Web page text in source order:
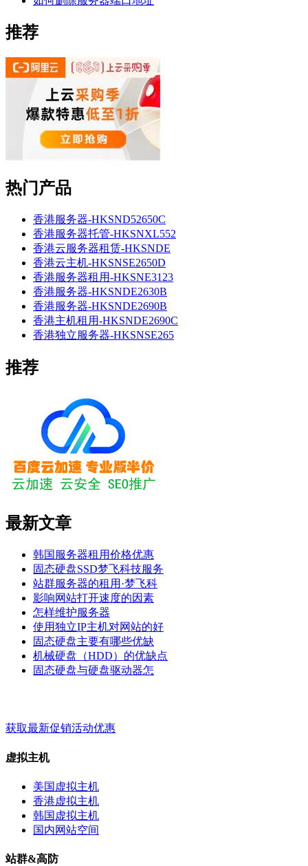
推荐
热门产品
香港服务器-HKSND52650C
香港服务器托管-HKSNXL552
香港云服务器租赁-HKSNDE
香港云主机-HKSNSE2650D
香港服务器租用-HKSNE3123
香港服务器-HKSNDE2630B
香港服务器-HKSNDE2690B
香港主机租用-HKSNDE2690C
香港独立服务器-HKSNSE265
推荐
最新文章
韩国服务器租用价格优惠
固态硬盘SSD梦飞科技服务
站群服务器的租用·梦飞科
影响网站打开速度的因素
怎样维护服务器
使用独立IP主机对网站的好
固态硬盘主要有哪些优缺
机械硬盘（HDD）的优缺点
固态硬盘与硬盘驱动器怎
获取最新促销活动优惠
虚拟主机
美国虚拟主机
香港虚拟主机
韩国虚拟主机
国内网站空间
站群&高防